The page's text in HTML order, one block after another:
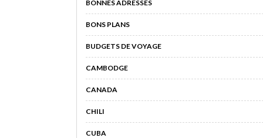
BONNES ADRESSES
BONS PLANS
BUDGETS DE VOYAGE
CAMBODGE
CANADA
CHILI
CUBA